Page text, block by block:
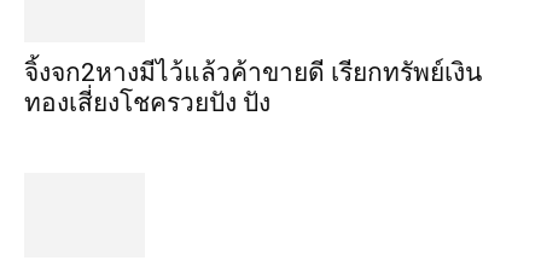
จิ้งจก​2​หาง​มีไว้แล้ว​ค้าขาย​ดี​ เรียก​ทรัพย์เงิน
ทอง​เสี่ยงโชค​รวยปัง​ ปัง​